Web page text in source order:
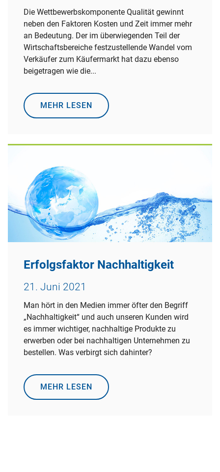
Die Wettbewerbskomponente Qualität gewinnt
neben den Faktoren Kosten und Zeit immer mehr
an Bedeutung. Der im überwiegenden Teil der
Wirtschaftsbereiche festzustellende Wandel vom
Verkäufer zum Käufermarkt hat dazu ebenso
beigetragen wie die...
MEHR LESEN
Erfolgsfaktor Nachhaltigkeit
21. Juni 2021
Man hört in den Medien immer öfter den Begriff
„Nachhaltigkeit“ und auch unseren Kunden wird
es immer wichtiger, nachhaltige Produkte zu
erwerben oder bei nachhaltigen Unternehmen zu
bestellen. Was verbirgt sich dahinter?
MEHR LESEN